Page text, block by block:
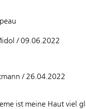
/ 09.06.2022
/ 26.04.2022
ist meine Haut viel